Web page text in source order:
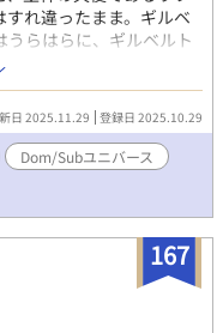
れ違ったまま。ギルベ
らはらに、ギルベルト
自分を抱く側だと思っ
したとされる古の魔法、
間限定とはいえDomと
SubとしてDomに従う
の際だからとDomとし
なしではいられないく
？）です。
日 2025.11.29 登録日 2025.10.29
Dom/Subユニバース
167